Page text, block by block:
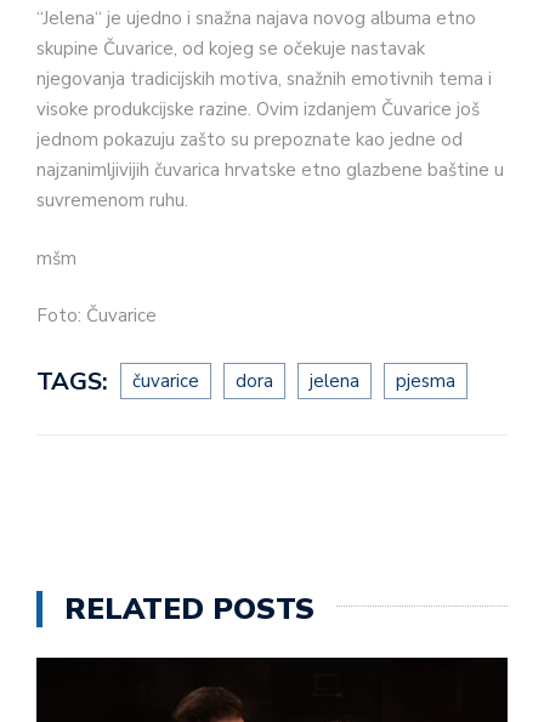
“Jelena“ je ujedno i snažna najava novog albuma etno
skupine Čuvarice, od kojeg se očekuje nastavak
njegovanja tradicijskih motiva, snažnih emotivnih tema i
visoke produkcijske razine. Ovim izdanjem Čuvarice još
jednom pokazuju zašto su prepoznate kao jedne od
najzanimljivijih čuvarica hrvatske etno glazbene baštine u
suvremenom ruhu.
mšm
Foto: Čuvarice
TAGS: čuvarice dora jelena pjesma
RELATED POSTS